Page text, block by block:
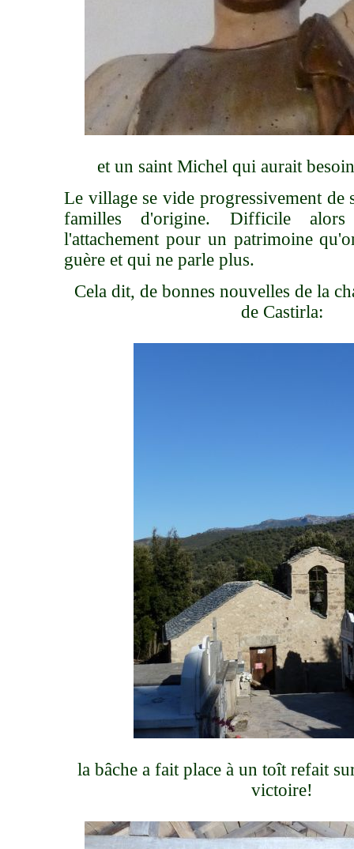
et un saint Michel qui aurait
Le village se vide progressivement de
familles d'origine. Difficile
l'attachement pour un patrimoine
guère et qui ne parle plus.
Cela dit, de bonnes nouvelles de la
de Castirla:
la bâche a fait place à un toît refait
victoire!